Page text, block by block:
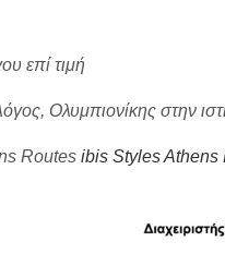
επί τιμή
Ολυμπιονίκης στην
Routes ibis Styles Athens